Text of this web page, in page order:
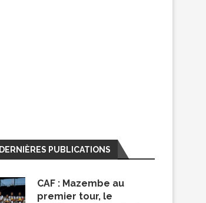
DERNIÈRES PUBLICATIONS
CAF : Mazembe au
premier tour, le